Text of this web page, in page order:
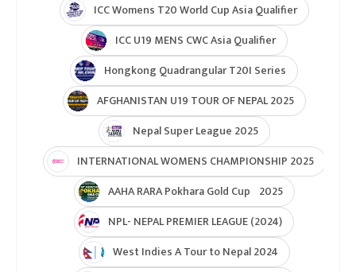
ICC Womens T20 World Cup Asia Qualifier
ICC U19 MENS CWC Asia Qualifier
Hongkong Quadrangular T20I Series
AFGHANISTAN U19 TOUR OF NEPAL 2025
Nepal Super League 2025
INTERNATIONAL WOMENS CHAMPIONSHIP 2025
AAHA RARA Pokhara Gold Cup 2025
NPL- NEPAL PREMIER LEAGUE (2024)
West Indies A Tour to Nepal 2024